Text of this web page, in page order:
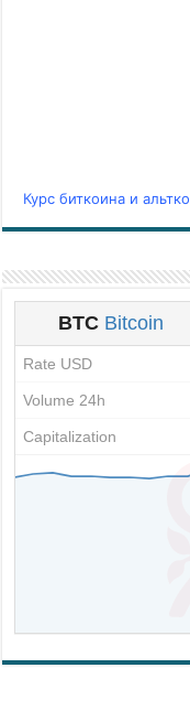
Курс биткоина и